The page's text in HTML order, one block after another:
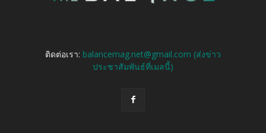
ติดต่อเรา: balancemag.net@gmail.com (ส่งข่าว
ประชาสัมพันธ์ที่เมลนี้)